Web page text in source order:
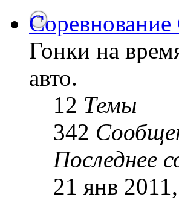
Гонки на
авто.
12 Темы
342
Последнее
21 янв